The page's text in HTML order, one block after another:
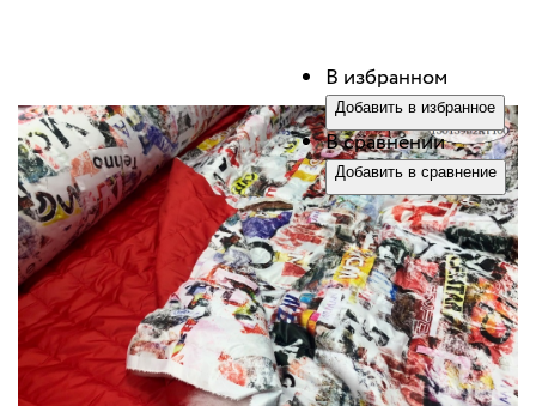
В избранном
Добавить в избранное
В сравнении
Добавить в сравнение